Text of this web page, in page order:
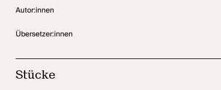
Autor:innen
Übersetzer:innen
Stücke